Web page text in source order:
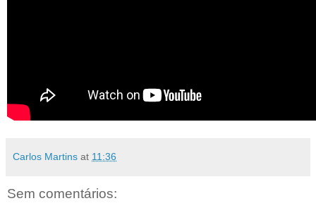
Carlos Martins at 11:36
Sem comentários: